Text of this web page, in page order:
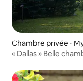
Chambre privée ⋅
« Dallas » Belle